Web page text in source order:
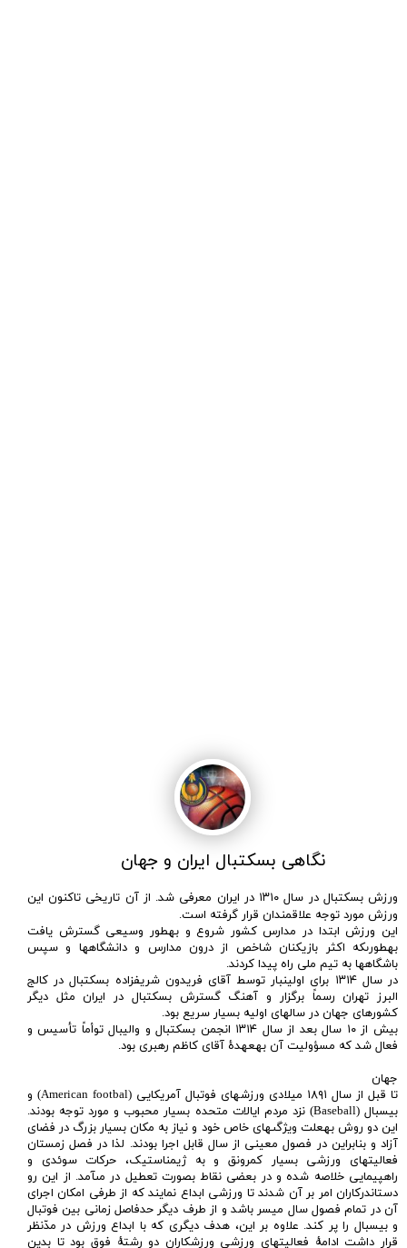
نگاهی بسکتبال ایران​​​​​​​​​​​​​​ و جهان
ورزش بسکتبال در سال ۱۳۱۰ در ايران معرفى شد. از آن تاريخى تاکنون اين
ورزش مورد توجه علاقمندان قرار گرفته است.
اين ورزش ابتدا در مدارس کشور شروع و بهطور وسيعى گسترش يافت
بهطورىکه اکثر بازيکنان شاخص از درون مدارس و دانشگاهها و سپس
باشگاهها به تيم ملى راه پيدا کردند.
در سال ۱۳۱۴ براى اولينبار توسط آقاى فريدون شريفزاده بسکتبال در کالج
البرز تهران رسماً برگزار و آهنگ گسترش بسکتبال در ايران مثل ديگر
کشورهاى جهان در سالهاى اوليه بسيار سريع بود.
بيش از ۱۰ سال بعد از سال ۱۳۱۴ انجمن بسکتبال و واليبال توأماً تأسيس و
فعال شد که مسؤوليت آن بهعهدهٔ آقاى کاظم رهبرى بود.
جهان
تا قبل از سال ۱۸۹۱ ميلادى ورزشهاى فوتبال آمريکايى (American footbal) و
بيسبال (Baseball) نزد مردم ايالات متحده بسيار محبوب و مورد توجه بودند.
اين دو روش بهعلت ويژگىهاى خاص خود و نياز به مکان بسيار بزرگ در فضاى
آزاد و بنابراين در فصول معينى از سال قابل اجرا بودند. لذا در فصل زمستان
فعاليتهاى ورزشى بسيار کمرونق و به ژيمناستيک، حرکات سوئدى و
راهپيمايى خلاصه شده و در بعضى نقاط بصورت تعطيل در مىآمد. از اين رو
دستاندرکاران امر بر آن شدند تا ورزشى ابداع نمايند که از طرفى امکان اجراى
آن در تمام فصول سال ميسر باشد و از طرف ديگر حدفاصل زمانى بين فوتبال
و بيسبال را پر کند. علاوه بر اين، هدف ديگرى که با ابداع ورزش در مدّنظر
قرار داشت ادامهٔ فعاليتهاى ورزشى ورزشکاران دو رشتهٔ فوق بود تا بدين